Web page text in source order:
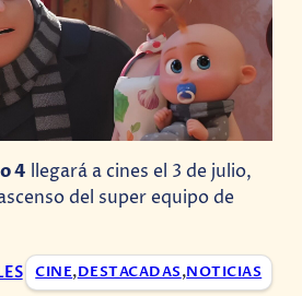
4 llegará a cines el 3 de julio,
del super equipo de
CINE,DESTACADAS,NOTICIAS